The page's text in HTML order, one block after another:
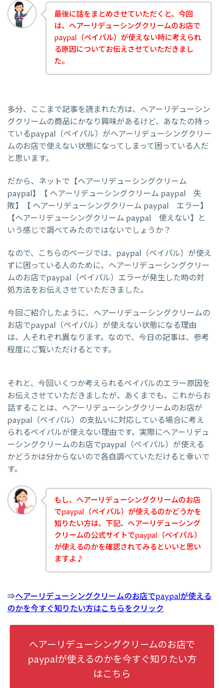
最後に話をまとめさせていただくと、今回
は、ヘアーリデューシングクリームのお店で
paypal（ペイパル）が使えない時に考えられ
る原因についてお伝えさせていただきまし
た。
多分、ここまで記事を読まれた方は、ヘアーリデューシン
グクリームの商品にかなり興味があるけど、あなたの持っ
ているpaypal（ペイパル）がヘアーリデューシングクリー
ムのお店で使えない状態になってしまって困っている人だ
と思います。
だから、ネットで【ヘアーリデューシングクリーム
paypal】【 ヘアーリデューシングクリーム paypal 失
敗】【 ヘアーリデューシングクリーム paypal エラー】
【ヘアーリデューシングクリーム paypal 使えない】と
いう感じで調べてみたのではないでしょうか？
なので、こちらのページでは、paypal（ペイパル）が使え
ずに困っている人のために、ヘアーリデューシングクリー
ムのお店でpaypal（ペイパル）エラーが発生した時の対
処方法をお伝えさせていただきました。
今回ご紹介したように、ヘアーリデューシングクリームの
お店でpaypal（ペイパル）が使えない状態になる理由
は、人それぞれ異なります。なので、今日の記事は、参考
程度にご覧いただけるとです。
それと、今回いくつか考えられるペイパルのエラー原因を
お伝えさせていただきましたが、あくまでも、これからお
話することは、ヘアーリデューシングクリームのお店が
paypal（ペイパル）の支払いに対応している場合に考え
られるペイパルが使えない理由です。実際にヘアーリデュ
ーシングクリームのお店でpaypal（ペイパル）が使える
かどうかは分からないので各自調べていただけると幸いで
す。
もし、ヘアーリデューシングクリームのお店
でpaypal（ペイパル）が使えるのかどうかを
知りたい方は、下記、ヘアーリデューシング
クリームの公式サイトでpaypal（ペイパル）
が使えるのかを確認されてみるといいと思い
ますよ♪
⇒ヘアーリデューシングクリームのお店でpaypalが使える
のかを今すぐ知りたい方はこちらをクリック
ヘアーリデューシングクリームのお店で
paypalが使えるのかを今すぐ知りたい方
はこちら